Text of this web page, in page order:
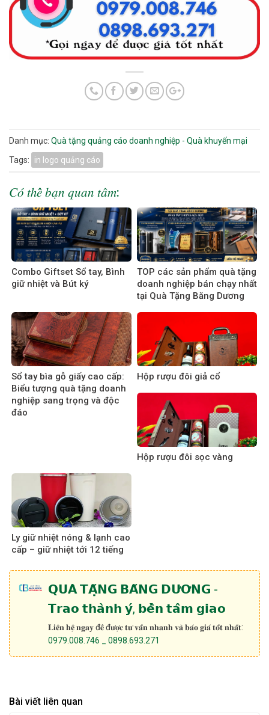
Danh mục: Quà tặng quảng cáo doanh nghiệp - Quà khuyến mại
Tags:
in logo quảng cáo
𝐶𝑜́ 𝑡ℎ𝑒̂̉ 𝑏𝑎̣𝑛 𝑞𝑢𝑎𝑛 𝑡𝑎̂𝑚:
Combo Giftset Sổ tay, Bình
giữ nhiệt và Bút ký
TOP các sản phẩm quà tặng
doanh nghiệp bán chạy nhất
tại Quà Tặng Băng Dương
Sổ tay bìa gỗ giấy cao cấp:
Biểu tượng quà tặng doanh
nghiệp sang trọng và độc
đáo
Hộp rượu đôi giả cổ
Hộp rượu đôi sọc vàng
Ly giữ nhiệt nóng & lạnh cao
cấp – giữ nhiệt tới 12 tiếng
𝗤𝗨𝗔̀ 𝗧𝗔̣̆𝗡𝗚 𝗕𝗔̆𝗡𝗚 𝗗𝗨̛𝗢̛𝗡𝗚 -
𝗧𝗿𝗮𝗼 𝘁𝗵𝗮̀𝗻𝗵 𝘆́, 𝗯𝗲̂̀𝗻 𝘁𝗮̂𝗺 𝗴𝗶𝗮𝗼
𝐋𝐢𝐞̂𝐧 𝐡𝐞̣̂ 𝐧𝐠𝐚𝐲 đ𝐞̂̉ đ𝐮̛𝐨̛̣𝐜 𝐭𝐮̛ 𝐯𝐚̂́𝐧 𝐧𝐡𝐚𝐧𝐡 𝐯𝐚̀ 𝐛𝐚́𝐨 𝐠𝐢𝐚́ 𝐭𝐨̂́𝐭 𝐧𝐡𝐚̂́𝐭:
0979.008.746 _ 0898.693.271
Bài viết liên quan